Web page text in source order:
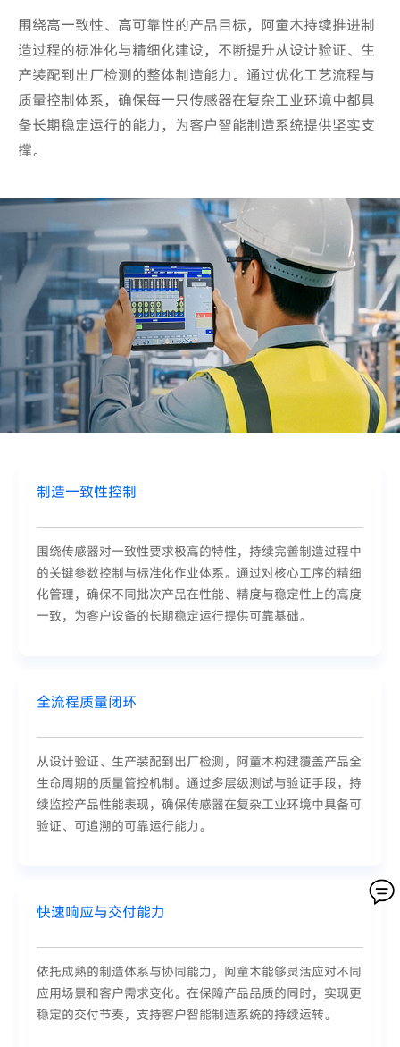
围绕高一致性、高可靠性的产品目标，阿童木持续推进制
造过程的标准化与精细化建设，不断提升从设计验证、生
产装配到出厂检测的整体制造能力。通过优化工艺流程与
质量控制体系，确保每一只传感器在复杂工业环境中都具
备长期稳定运行的能力，为客户智能制造系统提供坚实支
撑。
围绕高一致性、高可靠性的产品目标，阿童木持续推进制
造过程的标准化与精细化建设，不断提升从设计验证、生
产装配到出厂检测的整体制造能力。通过优化工艺流程与
质量控制体系，确保每一只传感器在复杂工业环境中都具
备长期稳定运行的能力，为客户智能制造系统提供坚实支
撑。
制造一致性控制
围绕传感器对一致性要求极高的特性，持续完善制造过程中
的关键参数控制与标准化作业体系。通过对核心工序的精细
化管理，确保不同批次产品在性能、精度与稳定性上的高度
一致，为客户设备的长期稳定运行提供可靠基础。
全流程质量闭环
从设计验证、生产装配到出厂检测，阿童木构建覆盖产品全
生命周期的质量管控机制。通过多层级测试与验证手段，持
续监控产品性能表现，确保传感器在复杂工业环境中具备可
验证、可追溯的可靠运行能力。
快速响应与交付能力
依托成熟的制造体系与协同能力，阿童木能够灵活应对不同
应用场景和客户需求变化。在保障产品品质的同时，实现更
稳定的交付节奏，支持客户智能制造系统的持续运转。